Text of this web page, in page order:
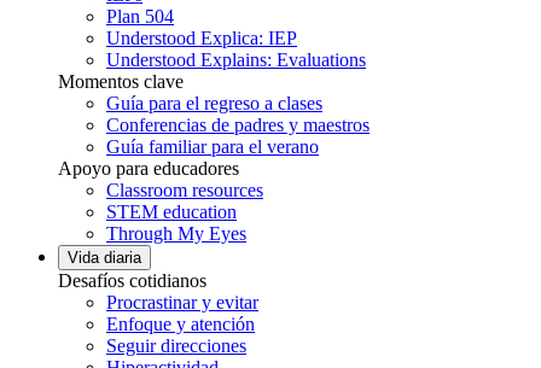
Plan 504
Understood Explica: IEP
Understood Explains: Evaluations
Momentos clave
Guía para el regreso a clases
Conferencias de padres y maestros
Guía familiar para el verano
Apoyo para educadores
Classroom resources
STEM education
Through My Eyes
Vida diaria
Desafíos cotidianos
Procrastinar y evitar
Enfoque y atención
Seguir direcciones